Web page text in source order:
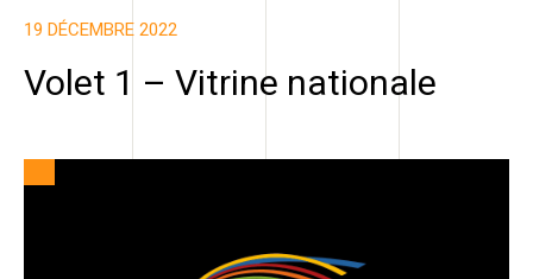
19 DÉCEMBRE 2022
Volet 1 – Vitrine nationale